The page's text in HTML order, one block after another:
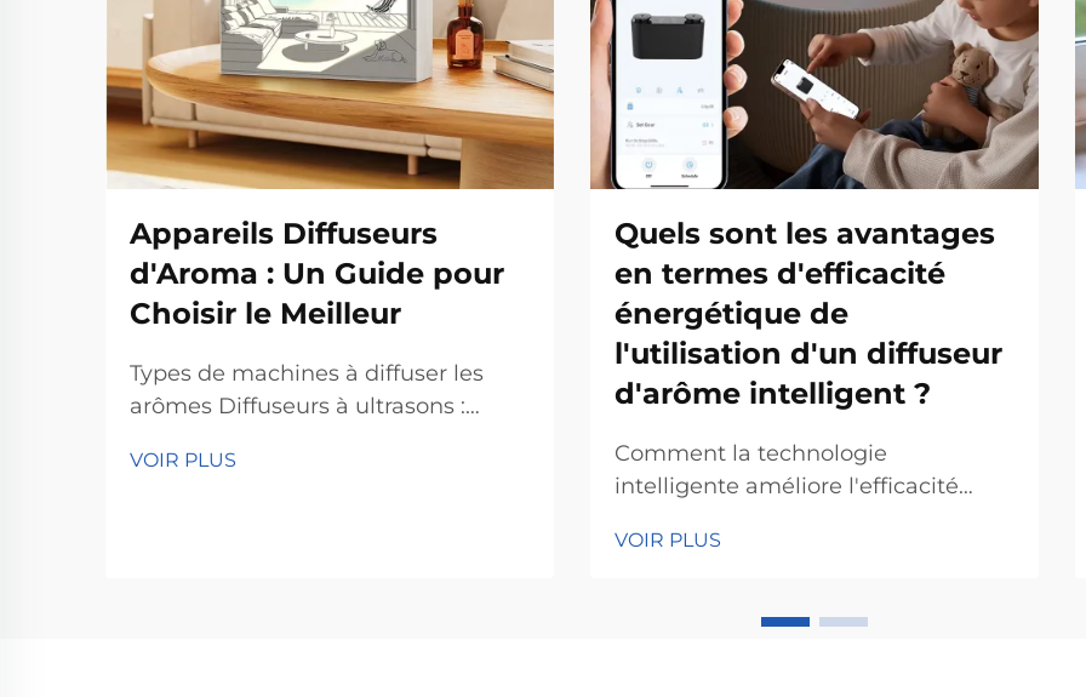
Appareils Diffuseurs
d'Aroma : Un Guide pour
Choisir le Meilleur
Types de machines à diffuser les
arômes Diffuseurs à ultrasons :
chambres Les diffuseurs à ultrasons
VOIR PLUS
Quels sont les avantages
en termes d'efficacité
énergétique de
l'utilisation d'un diffuseur
d'arôme intelligent ?
Comment la technologie
intelligente améliore l'efficacité
d'arômes L'intégration de l'Internet
d'arômes permet une meilleure
VOIR PLUS